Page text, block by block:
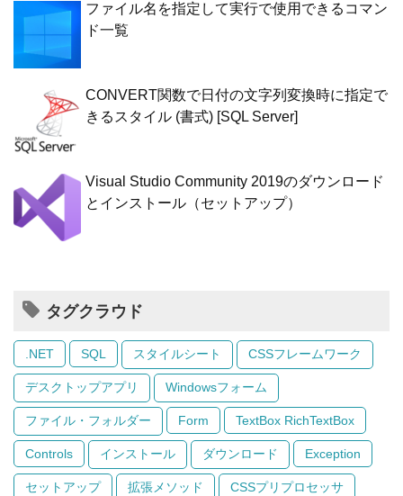
ファイル名を指定して実行で使用できるコマン
ド一覧
CONVERT関数で日付の文字列変換時に指定で
きるスタイル (書式) [SQL Server]
Visual Studio Community 2019のダウンロード
とインストール（セットアップ）
タグクラウド
.NET SQL スタイルシート CSSフレームワーク
デスクトップアプリ Windowsフォーム
ファイル・フォルダー Form TextBox RichTextBox
Controls インストール ダウンロード Exception
セットアップ 拡張メソッド CSSプリプロセッサ